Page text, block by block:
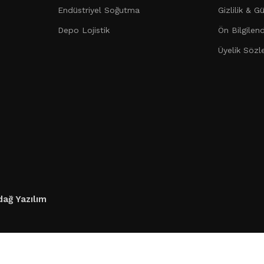
Endüstriyel Soğutma
Depo Lojistik
Gizlilik &
Ön
Üyelik
Yazılım